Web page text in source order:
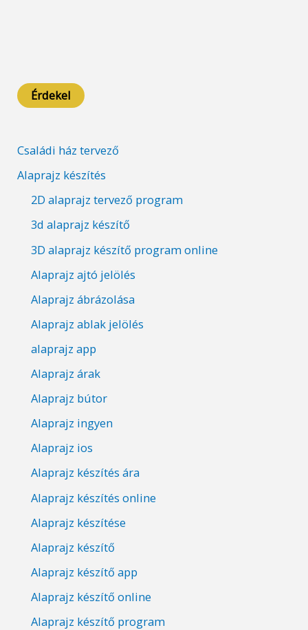
Érdekel
Családi ház tervező
Alaprajz készítés
2D alaprajz tervező program
3d alaprajz készítő
3D alaprajz készítő program online
Alaprajz ajtó jelölés
Alaprajz ábrázolása
Alaprajz ablak jelölés
alaprajz app
Alaprajz árak
Alaprajz bútor
Alaprajz ingyen
Alaprajz ios
Alaprajz készítés ára
Alaprajz készítés online
Alaprajz készítése
Alaprajz készítő
Alaprajz készítő app
Alaprajz készítő online
Alaprajz készítő program